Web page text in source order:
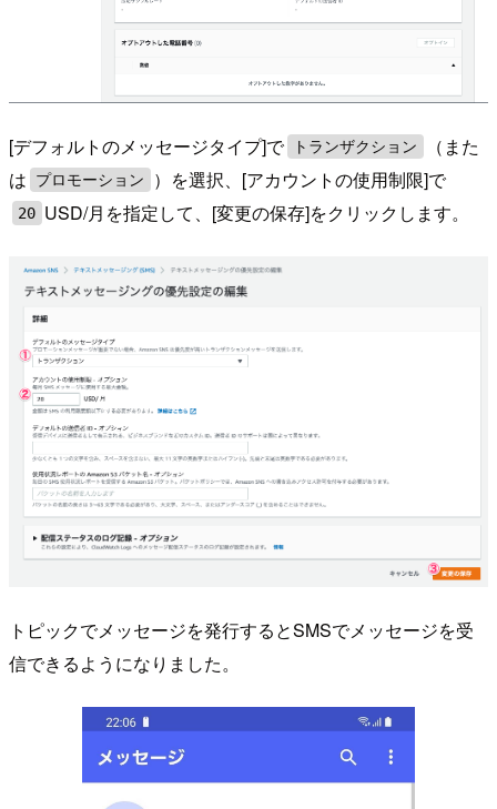
[デフォルトのメッセージタイプ]で トランザクション
（また
は
プロモーション ）を選択、[アカウントの使用制限]で
20 USD/月を指定して、[変更の保存]をクリックします。
トピックでメッセージを発行するとSMSでメッセージを受
信できるようになりました。